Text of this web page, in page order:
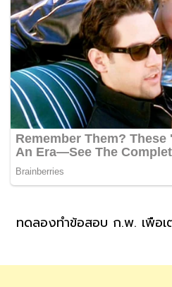
ทดลองทำข้อสอบ ก.พ. เพื่อ